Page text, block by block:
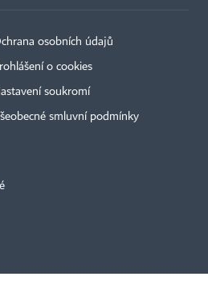
osobních údajů
o cookies
soukromí
smluvní podmínky